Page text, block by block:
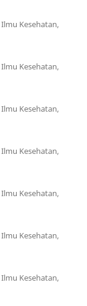
Kesehatan,
Kesehatan,
Kesehatan,
Kesehatan,
Kesehatan,
Kesehatan,
Kesehatan,